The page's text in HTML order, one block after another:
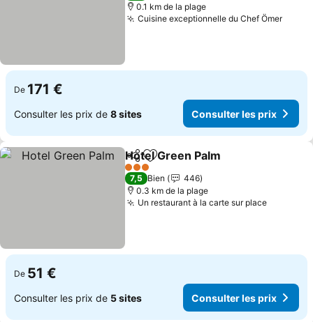
0.1 km de la plage
Cuisine exceptionnelle du Chef Ömer
De 171 €
Consulter les prix de 8 sites Consulter les prix
PartagerAjouter à mes favoris
Hotel Green Palm
3 Étoiles
7,5 Bien
446
0.3 km de la plage
Un restaurant à la carte sur place
De 51 €
Consulter les prix de 5 sites Consulter les prix